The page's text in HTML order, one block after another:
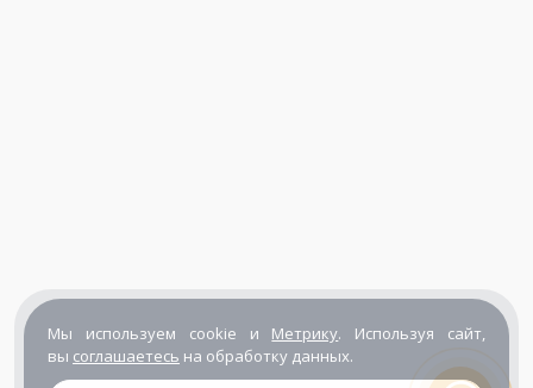
Мы используем cookie и Метрику. Используя сайт,
вы соглашаетесь на обработку данных.